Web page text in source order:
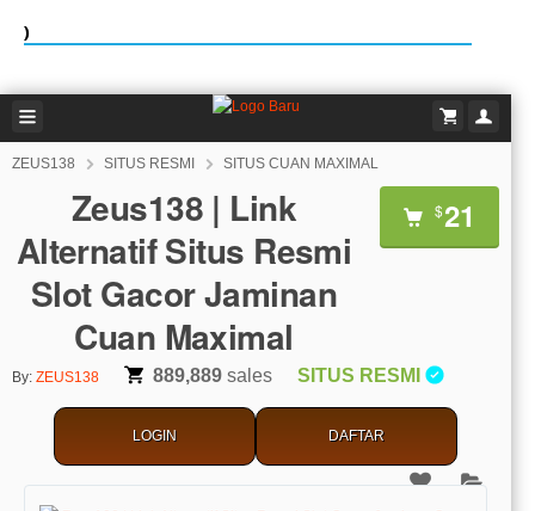
)
ZEUS138 SITUS RESMI SITUS CUAN MAXIMAL
Zeus138 | Link
Alternatif Situs Resmi
Slot Gacor Jaminan
Cuan Maximal
$21
By: ZEUS138 889,889 sales SITUS RESMI
LOGIN DAFTAR